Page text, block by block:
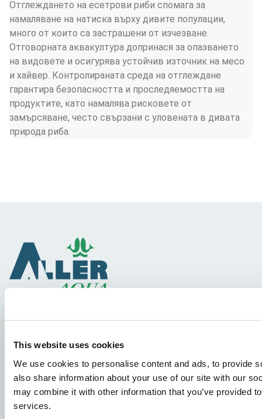
This website uses cookies
We use cookies to personalise content and ads, to provide
also share information about your use of our site with our
may combine it with other information that you’ve provided
services.
Отглеждането на есетрови риби спомага за
намаляване на натиска върху дивите популации,
много от които са застрашени от изчезване.
Отговорната аквакултура допринася за опазването
на видовете и осигурява устойчив източник на месо
и хайвер. Контролираната среда на отглеждане
гарантира безопасността и проследяемостта на
продуктите, като намалява рисковете от
замърсяване, често свързани с уловената в дивата
природа риба.
Споделяне на знания